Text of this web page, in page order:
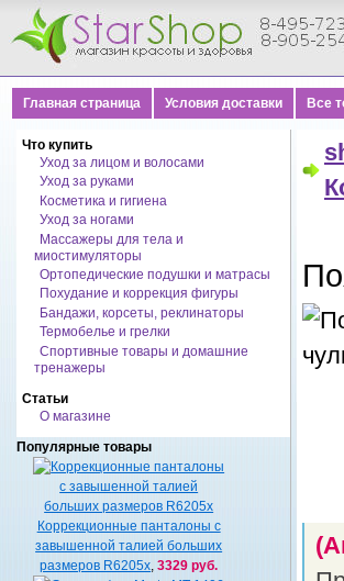
Главная страница Условия доставки Все
Что купить
Уход за лицом и волосами
Уход за руками
Косметика и гигиена
Уход за ногами
Массажеры для тела и
миостимуляторы
Ортопедические подушки и матрасы
Похудание и коррекция фигуры
Бандажи, корсеты, реклинаторы
Термобелье и грелки
Спортивные товары и домашние
тренажеры
Статьи
О магазине
Популярные товары
Коррекционные панталоны с
завышенной талией больших
размеров R6205x ,3329 руб.